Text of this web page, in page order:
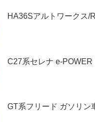
HA36Sアルトワークス/
C27系セレナ e-
GT系フリード ガソリン